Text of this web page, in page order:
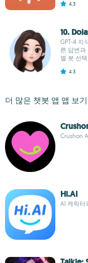
4.3
10.
GPT-4 지
른 답변과
별 봇 선
4.3
더 많은 챗봇 앱 앱 보기
Crushon
Hi.AI
AI 캐릭터